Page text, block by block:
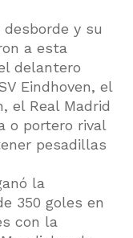
y su
a esta
delantero
Eindhoven, el
el Real Madrid
o portero rival
pesadillas
la
350 goles en
con la